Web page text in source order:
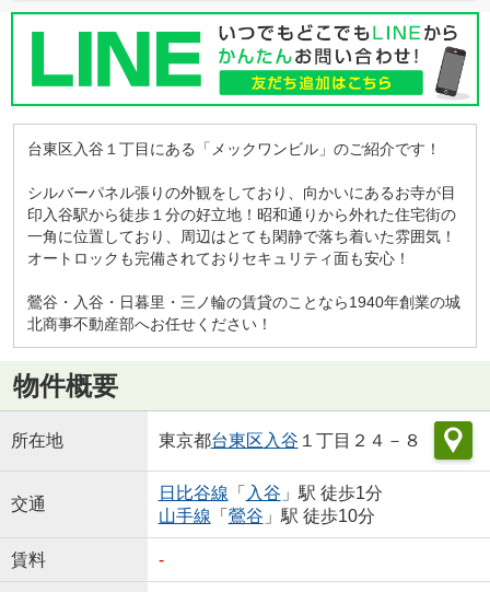
台東区入谷１丁目にある「メックワンビル」のご紹介です！
シルバーパネル張りの外観をしており、向かいにあるお寺が目
印入谷駅から徒歩１分の好立地！昭和通りから外れた住宅街の
一角に位置しており、周辺はとても閑静で落ち着いた雰囲気！
オートロックも完備されておりセキュリティ面も安心！
鶯谷・入谷・日暮里・三ノ輪の賃貸のことなら1940年創業の城
北商事不動産部へお任せください！
物件概要
所在地 東京都台東区 入谷 １丁目２４－８
交通
日比谷線 「 入谷 」駅 徒歩1分
山手線 「 鶯谷 」駅 徒歩10分
賃料 -